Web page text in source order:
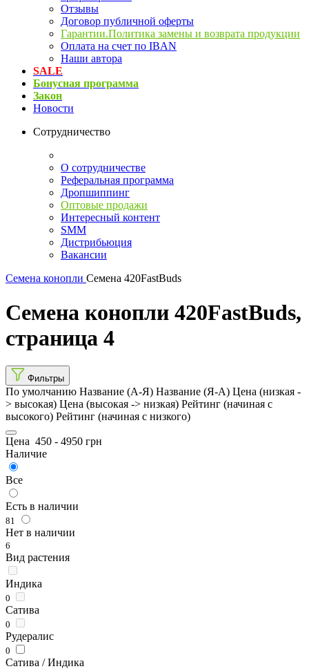
Отзывы
Договор публичной оферты
Гарантии.Политика замены и возврата продукции
Оплата на счет по IBAN
Наши автора
SALE
Бонусная программа
Закон
Новости
Сотрудничество
О сотрудничестве
Реферальная программа
Дропшиппинг
Оптовые продажи
Интересный контент
SMM
Дистрибьюция
Вакансии
Семена конопли Cемена 420FastBuds
Семена конопли 420FastBuds,
страница 4
Фильтры
По умолчанию Название (А-Я) Название (Я-А) Цена (низкая -
> высокая) Цена (высокая -> низкая) Рейтинг (начиная с
высокого) Рейтинг (начиная с низкого)
Цена 450 - 4950 грн
Наличие
Все
Есть в наличии
81
Нет в наличии
6
Вид растения
Индика
0
Сатива
0
Рудералис
0
Сатива / Индика